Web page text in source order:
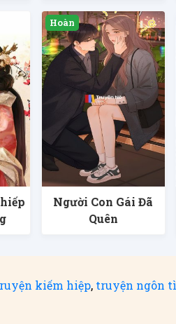
Người Con Gái Đã
Quên
kiếm hiệp, truyện ngôn